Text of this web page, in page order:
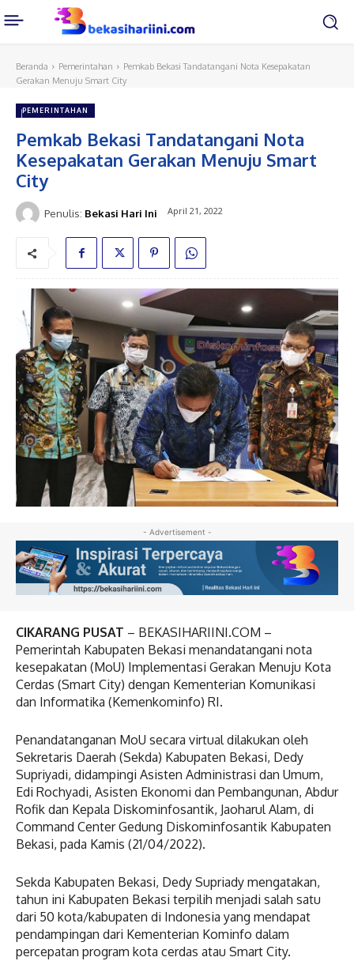
Beranda Pemerintahan
Pemkab Bekasi Tandatangani Nota Kesepakatan
Gerakan Menuju Smart City
PEMERINTAHAN
Pemkab Bekasi Tandatangani Nota
Kesepakatan Gerakan Menuju Smart
City
Penulis: Bekasi Hari Ini April 21, 2022
- Advertisement -
CIKARANG PUSAT – BEKASIHARIINI.COM –
Pemerintah Kabupaten Bekasi menandatangani nota
kesepakatan (MoU) Implementasi Gerakan Menuju Kota
Cerdas (Smart City) dengan Kementerian Komunikasi
dan Informatika (Kemenkominfo) RI.
Penandatanganan MoU secara virtual dilakukan oleh
Sekretaris Daerah (Sekda) Kabupaten Bekasi, Dedy
Supriyadi, didampingi Asisten Administrasi dan Umum,
Edi Rochyadi, Asisten Ekonomi dan Pembangunan, Abdur
Rofik dan Kepala Diskominfosantik, Jaoharul Alam, di
Command Center Gedung Diskominfosantik Kabupaten
Bekasi, pada Kamis (21/04/2022).
Sekda Kabupaten Bekasi, Dedy Supriady mengatakan,
tahun ini Kabupaten Bekasi terpilih menjadi salah satu
dari 50 kota/kabupaten di Indonesia yang mendapat
pendampingan dari Kementerian Kominfo dalam
percepatan program kota cerdas atau Smart City.